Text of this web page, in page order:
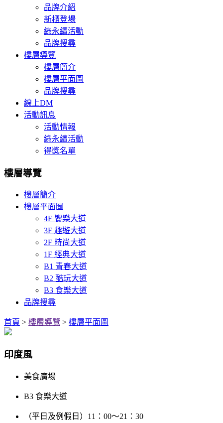
品牌介紹
新櫃登場
綠永續活動
品牌搜尋
樓層導覽
樓層簡介
樓層平面圖
品牌搜尋
線上DM
活動訊息
活動情報
綠永續活動
得獎名單
樓層導覽
樓層簡介
樓層平面圖
4F 饗樂大道
3F 趣遊大道
2F 時尚大道
1F 經典大道
B1 青春大道
B2 酷玩大道
B3 食樂大道
品牌搜尋
首頁 > 樓層導覽 > 樓層平面圖
印度風
美食廣場
B3 食樂大道
（平日及例假日）11：00～21：30